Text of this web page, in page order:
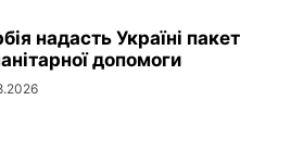
надасть Україні пакет
допомоги